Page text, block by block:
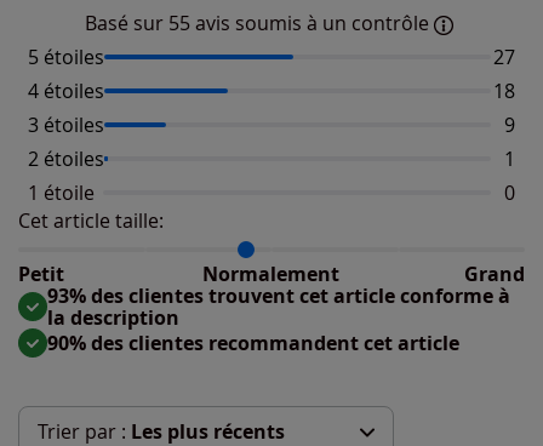
Basé sur 55 avis soumis à un contrôle
5 étoiles
27
4 étoiles
18
3 étoiles
9
2 étoiles
1
1 étoile
0
Cet article taille:
Petit
Normalement Grand
Répartition du taillant selon les avis clients
Taille normalement : 77%
Taille petit : 16%
Taille grand : 7%
93% des clientes trouvent cet article conforme à
la description
90% des clientes recommandent cet article
Trier par : Les plus récents